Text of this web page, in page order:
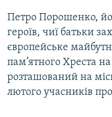
Петро Порошенко,
героїв, чиї батьки
європейське
пам’ятного Хреста
розташований на
лютого учасників